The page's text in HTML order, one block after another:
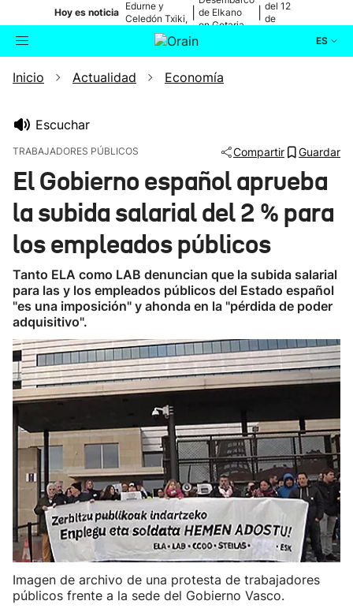
Hoy es noticia
Edurne y
Celedón Txiki,
en directo
de Elkano
en Getaria
del 12
de
ES
Buscador Actualidad
Ikusmiran
Eguraldia
Inicio Actualidad Economía
Escuchar
TRABAJADORES PÚBLICOS Compartir Guardar
El Gobierno español aprueba
la subida salarial del 2 % para
los empleados públicos
Tanto ELA como LAB denuncian que la subida salarial
para las y los empleados públicos del Estado español
"es una imposición" y ahonda en la "pérdida de poder
adquisitivo".
Imagen de archivo de una protesta de trabajadores
públicos frente a la sede del Gobierno Vasco.